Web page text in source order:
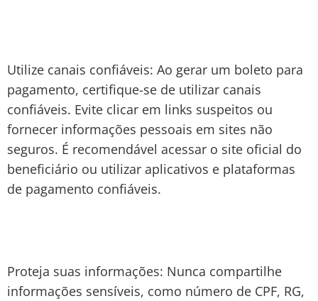
Utilize canais confiáveis: Ao gerar um boleto para
pagamento, certifique-se de utilizar canais
confiáveis. Evite clicar em links suspeitos ou
fornecer informações pessoais em sites não
seguros. É recomendável acessar o site oficial do
beneficiário ou utilizar aplicativos e plataformas
de pagamento confiáveis.
Proteja suas informações: Nunca compartilhe
informações sensíveis, como número de CPF, RG,